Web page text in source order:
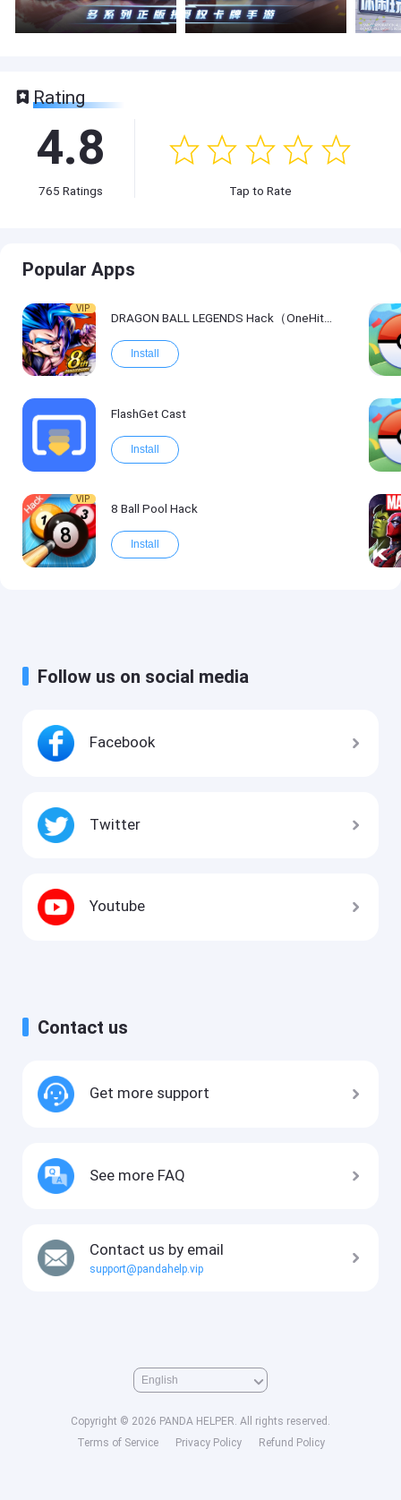
Rating
4.8
765 Ratings Tap to Rate
Popular Apps
VIP
DRAGON BALL LEGENDS Hack（OneHitKill）
Install
FlashGet Cast
Install
VIP
8 Ball Pool Hack
Install
Follow us on social media
Facebook
Twitter
Youtube
Contact us
Get more support
See more FAQ
Contact us by email
support@pandahelp.vip
Copyright © 2026 PANDA HELPER. All rights reserved.
Terms of Service
Privacy Policy Refund Policy